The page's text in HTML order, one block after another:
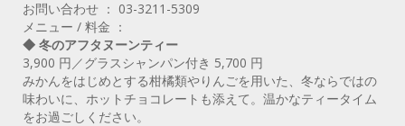
お問い合わせ ： 03-3211-5309
メニュー / 料金 ：
◆ 冬のアフタヌーンティー
3,900 円／グラスシャンパン付き 5,700 円
みかんをはじめとする柑橘類やりんごを用いた、冬ならではの
味わいに、ホットチョコレートも添えて。温かなティータイム
をお過ごしください。